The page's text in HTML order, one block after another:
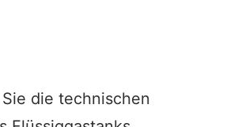
die technischen